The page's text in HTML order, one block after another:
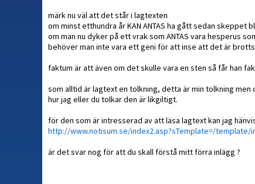
märk nu väl att det står i lagtexten
om minst etthundra år KAN ANTAS ha gått sedan skeppet
om man nu dyker på ett vrak som ANTAS vara hesperus
behöver man inte vara ett geni för att inse att det är
faktum är att även om det skulle vara en sten så får han
som alltid är lagtext en tolkning, detta är min tolkning
hur jag eller du tolkar den är likgiltigt.
för den som är intresserad av att läsa lagtext kan jag
http://www.notisum.se/index2.asp?sTemplate=/template/
är det svar nog för att du skall förstå mitt förra inlägg ?